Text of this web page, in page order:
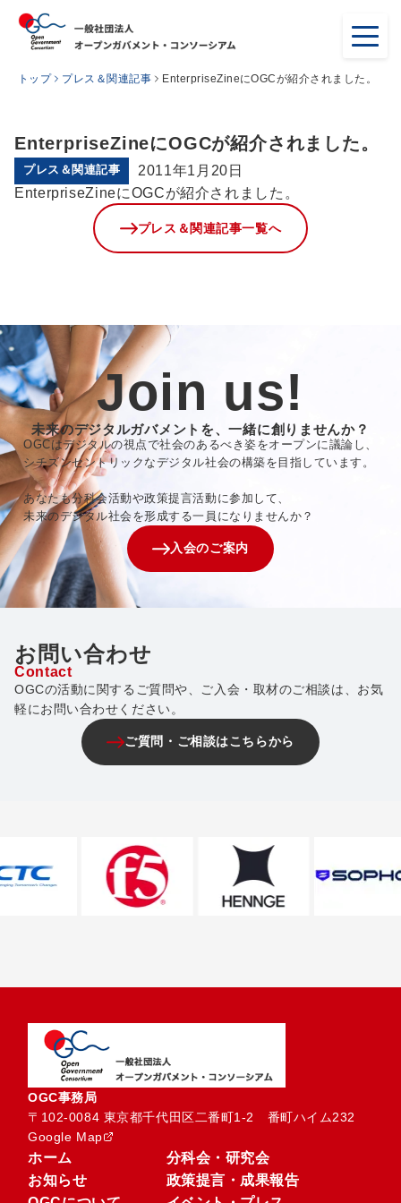
トップ プレス＆関連記事 EnterpriseZineにOGCが紹介されました。
EnterpriseZineにOGCが紹介されました。
プレス＆関連記事
2011年1月20日
EnterpriseZineにOGCが紹介されました。
プレス＆関連記事一覧へ
Join us!
未来のデジタルガバメントを、一緒に創りませんか？
OGCはデジタルの視点で社会のあるべき姿をオープンに議論し、
シチズンセントリックなデジタル社会の構築を目指しています。
あなたも分科会活動や政策提言活動に参加して、
未来のデジタル社会を形成する一員になりませんか？
入会のご案内
お問い合わせ
Contact
OGCの活動に関するご質問や、ご入会・取材のご相談は、お気
軽にお問い合わせください。
ご質問・ご相談はこちらから
OGC事務局
〒102-0084 東京都千代田区二番町1-2　番町ハイム232
Google Map
ホーム
お知らせ
分科会・研究会
政策提言・成果報告